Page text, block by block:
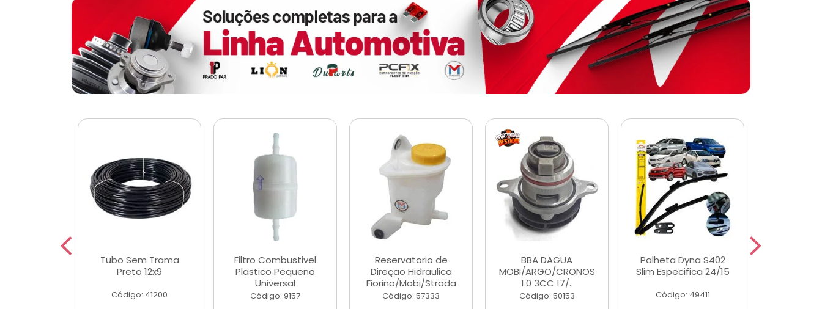
Tubo Sem Trama
Preto 12x9
Código: 41200
Filtro Combustivel
Plastico Pequeno
Universal
Código: 9157
Reservatorio de
Direçao Hidraulica
Fiorino/Mobi/Strada
Código: 57333
BBA DAGUA
MOBI/ARGO/CRONOS
1.0 3CC 17/..
Código: 50153
Palheta Dyna S402
Slim Especifica 24/15
Código: 49411